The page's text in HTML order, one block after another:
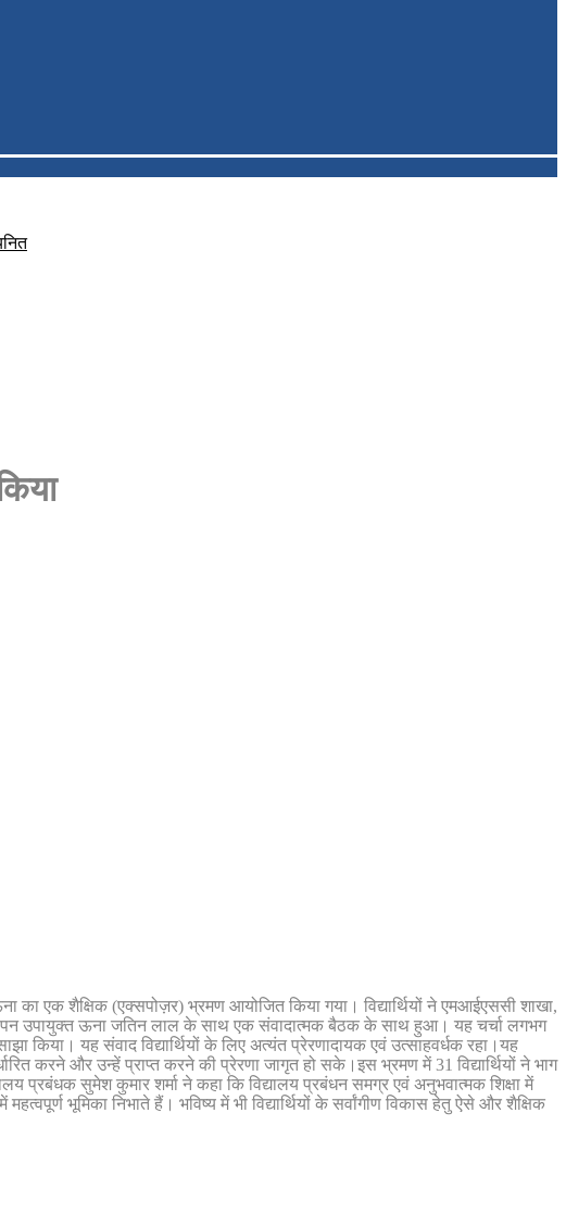
का एक शैक्षिक (एक्सपोज़र) भ्रमण आयोजित किया गया। विद्यार्थियों ने एमआईएससी शाखा,
उपायुक्त ऊना जतिन लाल के साथ एक संवादात्मक बैठक के साथ हुआ। यह चर्चा लगभग
किया। यह संवाद विद्यार्थियों के लिए अत्यंत प्रेरणादायक एवं उत्साहवर्धक रहा।यह
करने और उन्हें प्राप्त करने की प्रेरणा जागृत हो सके।इस भ्रमण में 31 विद्यार्थियों ने भाग
प्रबंधक सुमेश कुमार शर्मा ने कहा कि विद्यालय प्रबंधन समग्र एवं अनुभवात्मक शिक्षा में
भूमिका निभाते हैं। भविष्य में भी विद्यार्थियों के सर्वांगीण विकास हेतु ऐसे और शैक्षिक